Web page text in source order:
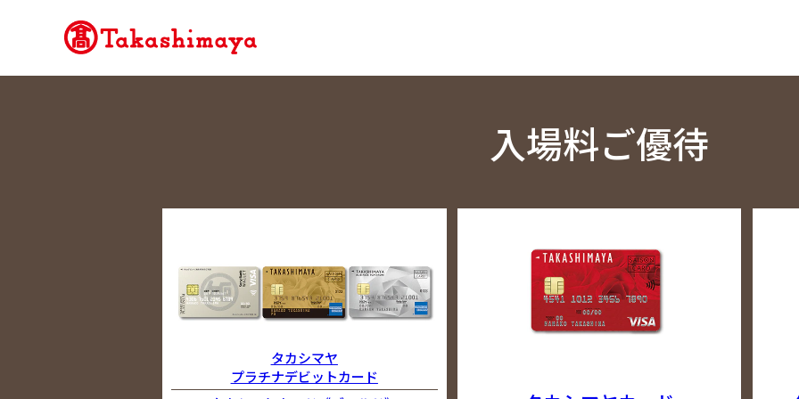
入場料ご優待
タカシマヤ
プラチナデビットカード